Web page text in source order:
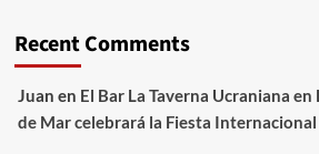
Recent Comments
Juan en El Bar La Taverna Ucraniana
de Mar celebrará la Fiesta